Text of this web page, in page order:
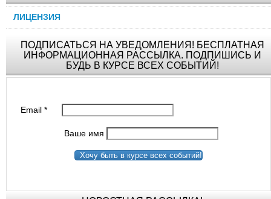
ЛИЦЕНЗИЯ
ПОДПИСАТЬСЯ НА УВЕДОМЛЕНИЯ! БЕСПЛАТНАЯ
ИНФОРМАЦИОННАЯ РАССЫЛКА. ПОДПИШИСЬ И
БУДЬ В КУРСЕ ВСЕХ СОБЫТИЙ!
Email*
Ваше имя
Хочу быть в курсе всех событий!